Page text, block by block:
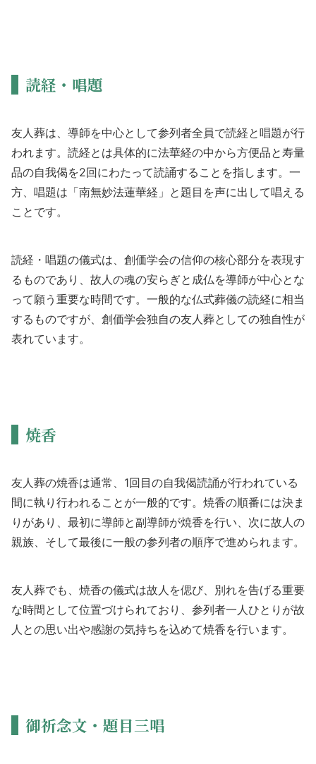
読経・唱題
友人葬は、導師を中心として参列者全員で読経と唱題が行
われます。読経とは具体的に法華経の中から方便品と寿量
品の自我偈を2回にわたって読誦することを指します。一
方、唱題は「南無妙法蓮華経」と題目を声に出して唱える
ことです。
読経・唱題の儀式は、創価学会の信仰の核心部分を表現す
るものであり、故人の魂の安らぎと成仏を導師が中心とな
って願う重要な時間です。一般的な仏式葬儀の読経に相当
するものですが、創価学会独自の友人葬としての独自性が
表れています。
焼香
友人葬の焼香は通常、1回目の自我偈読誦が行われている
間に執り行われることが一般的です。焼香の順番には決ま
りがあり、最初に導師と副導師が焼香を行い、次に故人の
親族、そして最後に一般の参列者の順序で進められます。
友人葬でも、焼香の儀式は故人を偲び、別れを告げる重要
な時間として位置づけられており、参列者一人ひとりが故
人との思い出や感謝の気持ちを込めて焼香を行います。
御祈念文・題目三唱